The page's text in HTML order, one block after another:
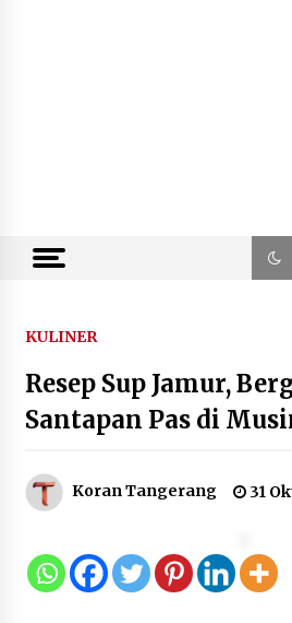
Kejari Kota
Korupsi Rp5,49
Fiktif, Eks VP
6 Agustus 2026
Listrik, Wapres
Match
KULINER
Resep Sup Jamur,
Santapan Pas di
Koran Tangerang 31